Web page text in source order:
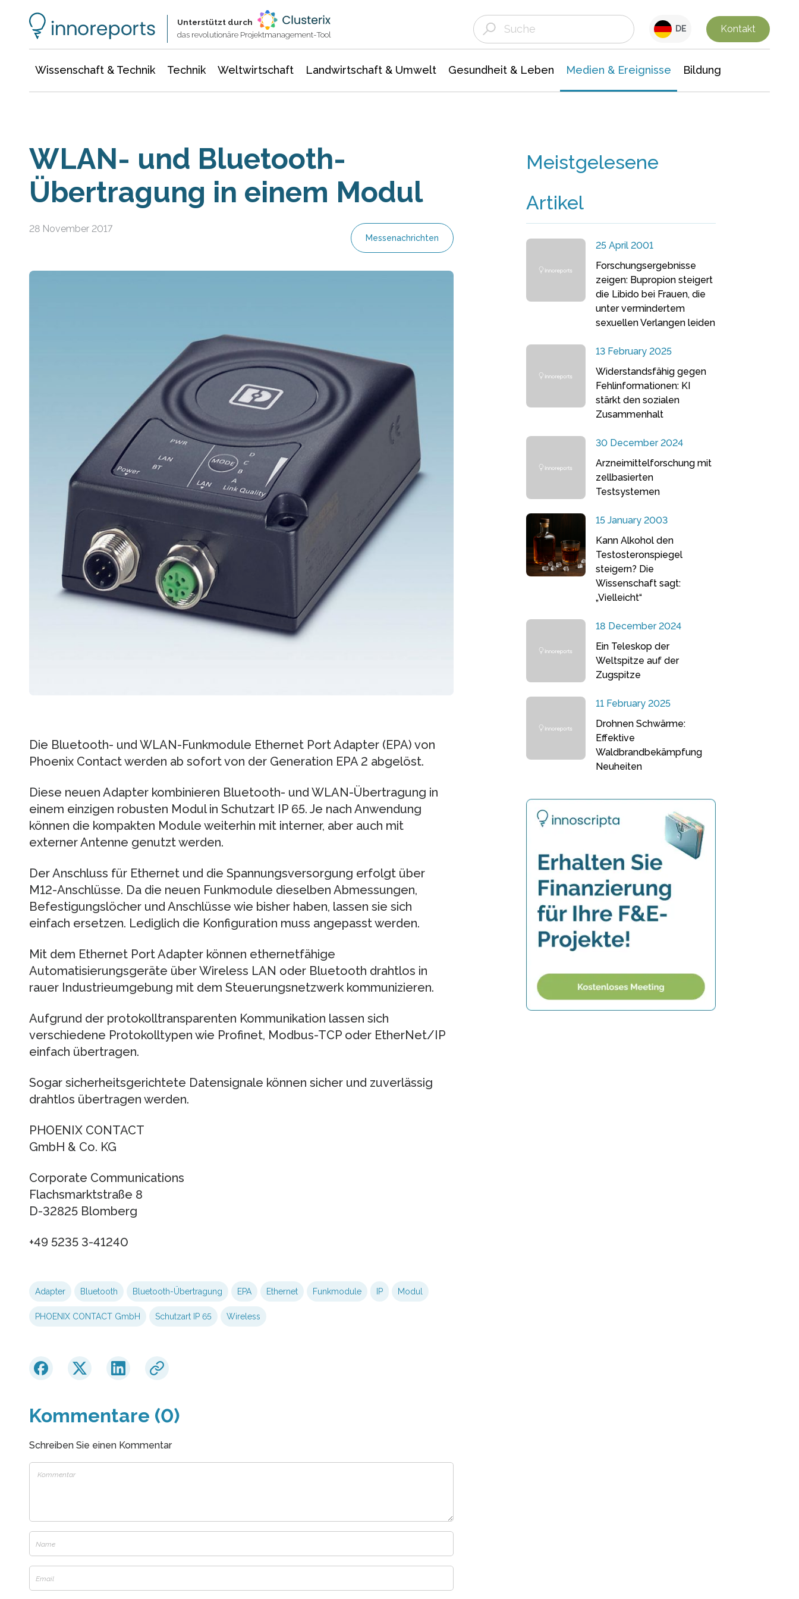
Unterstützt durch
das revolutionäre Projektmanagement-Tool
DE Kontakt
Wissenschaft & Technik Technik Weltwirtschaft Landwirtschaft & Umwelt Gesundheit & Leben Medien & Ereignisse Bildung
WLAN- und Bluetooth-
Übertragung in einem Modul
28 November 2017
Messenachrichten
Die Bluetooth- und WLAN-Funkmodule Ethernet Port Adapter (EPA) von
Phoenix Contact werden ab sofort von der Generation EPA 2 abgelöst.
Diese neuen Adapter kombinieren Bluetooth- und WLAN-Übertragung in
einem einzigen robusten Modul in Schutzart IP 65. Je nach Anwendung
können die kompakten Module weiterhin mit interner, aber auch mit
externer Antenne genutzt werden.
Der Anschluss für Ethernet und die Spannungsversorgung erfolgt über
M12-Anschlüsse. Da die neuen Funkmodule dieselben Abmessungen,
Befestigungslöcher und Anschlüsse wie bisher haben, lassen sie sich
einfach ersetzen. Lediglich die Konfiguration muss angepasst werden.
Mit dem Ethernet Port Adapter können ethernetfähige
Automatisierungsgeräte über Wireless LAN oder Bluetooth drahtlos in
rauer Industrieumgebung mit dem Steuerungsnetzwerk kommunizieren.
Aufgrund der protokolltransparenten Kommunikation lassen sich
verschiedene Protokolltypen wie Profinet, Modbus-TCP oder EtherNet/IP
einfach übertragen.
Sogar sicherheitsgerichtete Datensignale können sicher und zuverlässig
drahtlos übertragen werden.
PHOENIX CONTACT
GmbH & Co. KG
Corporate Communications
Flachsmarktstraße 8
D-32825 Blomberg
+49 5235 3-41240
Adapter Bluetooth Bluetooth-Übertragung EPA Ethernet Funkmodule IP Modul
PHOENIX CONTACT GmbH Schutzart IP 65 Wireless
Kommentare (0)
Schreiben Sie einen Kommentar
Meistgelesene
Artikel
25 April 2001
Forschungsergebnisse
zeigen: Bupropion steigert
die Libido bei Frauen, die
unter vermindertem
sexuellen Verlangen leiden
13 February 2025
Widerstandsfähig gegen
Fehlinformationen: KI
stärkt den sozialen
Zusammenhalt
30 December 2024
Arzneimittelforschung mit
zellbasierten
Testsystemen
15 January 2003
Kann Alkohol den
Testosteronspiegel
steigern? Die
Wissenschaft sagt:
„Vielleicht“
18 December 2024
Ein Teleskop der
Weltspitze auf der
Zugspitze
11 February 2025
Drohnen Schwärme:
Effektive
Waldbrandbekämpfung
Neuheiten